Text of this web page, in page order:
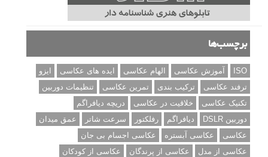
برچسب‌ها
ISO آموزش عکاسی الهام عکاسی ایده های عکاسی
ایزو
ترفند عکاسی
ترکیب بندی تمرین عکاسی
تنظیمات دوربین
تکنیک عکاسی
خلاقیت در عکاسی
دریچه دیافراگم
دوربین DSLR
دیافراگم رفلکتور سرعت شاتر
عمق میدان
عکاسی
عکاسی آبستره
عکاسی اجسام بی جان
عکاسی از مدل
عکاسی از پرندگان
عکاسی از کودکان